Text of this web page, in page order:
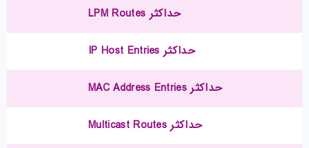
حداکثر LPM Routes
حداکثر IP Host Entries
حداکثر MAC Address Entries
حداکثر Multicast Routes